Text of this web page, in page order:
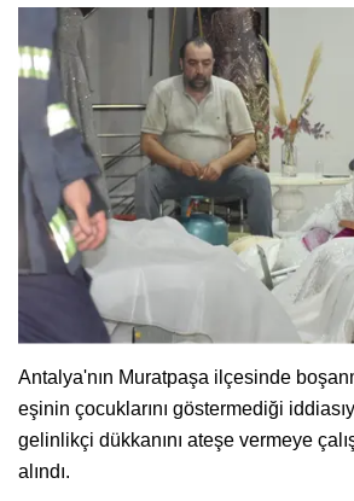
Antalya'nın Muratpaşa ilçesinde
eşinin çocuklarını göstermediği
gelinlikçi dükkanını ateşe vermeye
alındı.